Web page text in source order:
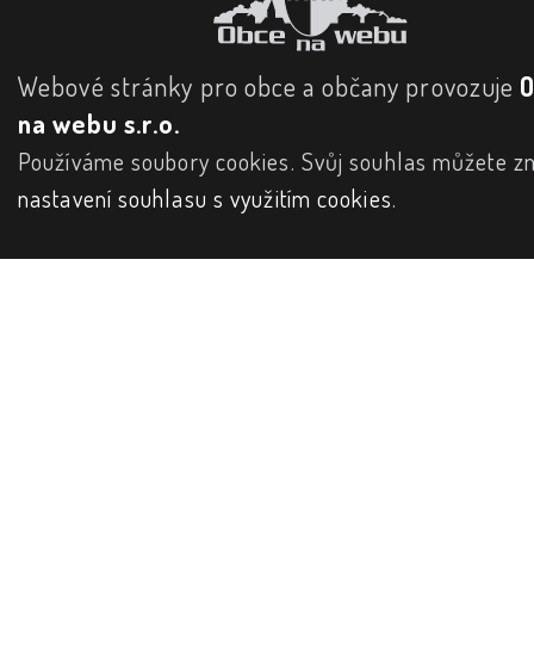
Webové stránky pro obce a občany provozuje
na webu s.r.o.
Používáme soubory cookies. Svůj souhlas můžete
nastavení souhlasu s využitím cookies.